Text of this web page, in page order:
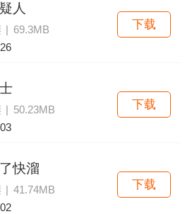
人
| 69.3MB
下载
| 50.23MB
下载
快溜
| 41.74MB
下载